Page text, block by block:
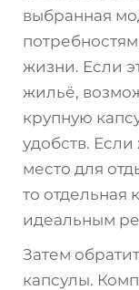
выбранная
жизни. Если
жильё,
крупную
удобств.
место для
то отдельная
идеальным
Затем
капсулы.